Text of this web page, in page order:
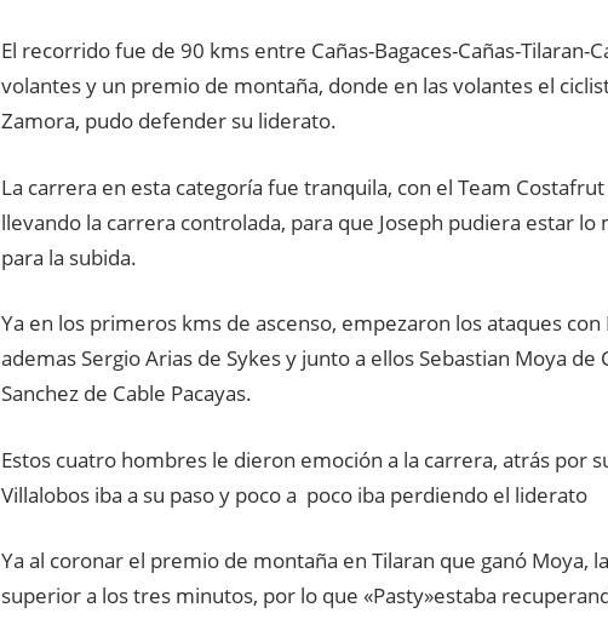
El recorrido fue de 90 kms entre Cañas-Bagaces-Cañas-Tilaran-
volantes y un premio de montaña, donde en las volantes el
Zamora, pudo defender su liderato.
La carrera en esta categoría fue tranquila, con el Team
llevando la carrera controlada, para que Joseph pudiera estar lo
para la subida.
Ya en los primeros kms de ascenso, empezaron los ataques con
ademas Sergio Arias de Sykes y junto a ellos Sebastian Moya
Sanchez de Cable Pacayas.
Estos cuatro hombres le dieron emoción a la carrera, atrás por
Villalobos iba a su paso y poco a poco iba perdiendo el liderato
Ya al coronar el premio de montaña en Tilaran que ganó Moya,
superior a los tres minutos, por lo que «Pasty»estaba